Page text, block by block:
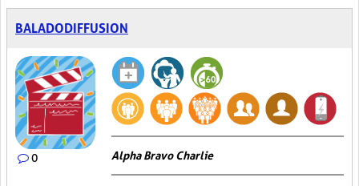
BALADODIFFUSION
0 Alpha Bravo Charlie